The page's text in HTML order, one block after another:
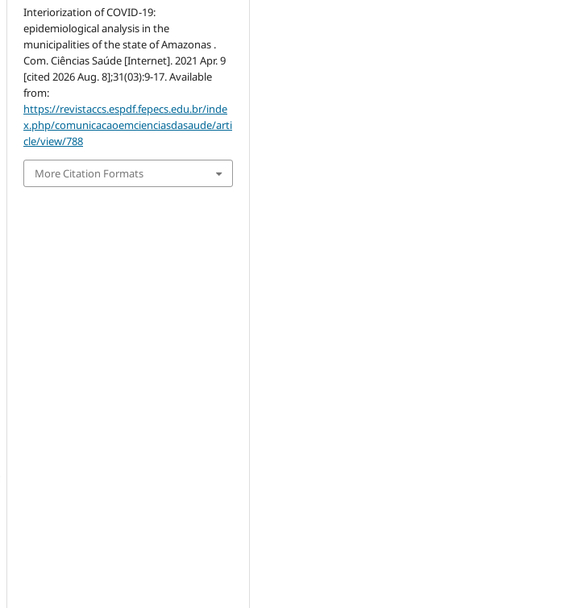
Interiorization of COVID-19:
epidemiological analysis in the
municipalities of the state of Amazonas .
Com. Ciências Saúde [Internet]. 2021 Apr. 9
[cited 2026 Aug. 8];31(03):9-17. Available
from:
https://revistaccs.espdf.fepecs.edu.br/inde
x.php/comunicacaoemcienciasdasaude/arti
cle/view/788
More Citation Formats